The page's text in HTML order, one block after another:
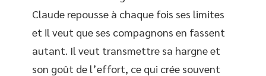
Claude repousse à chaque fois ses limites
et il veut que ses compagnons en fassent
autant. Il veut transmettre sa hargne et
son goût de l’effort, ce qui crée souvent